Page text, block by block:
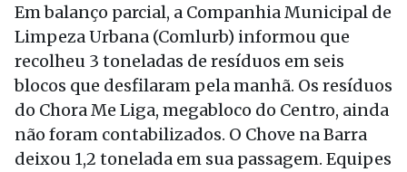
Em balanço parcial, a Companhia Municipal de
Limpeza Urbana (Comlurb) informou que
recolheu 3 toneladas de resíduos em seis
blocos que desfilaram pela manhã. Os resíduos
do Chora Me Liga, megabloco do Centro, ainda
não foram contabilizados. O Chove na Barra
deixou 1,2 tonelada em sua passagem. Equipes